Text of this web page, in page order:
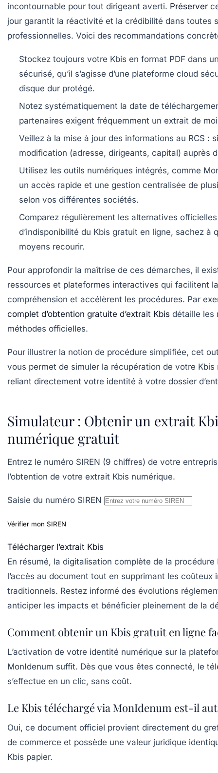
incontournable pour tout dirigeant averti. Préserver
jour garantit la réactivité et la crédibilité dans toutes
professionnelles. Voici des recommandations
Stockez toujours votre Kbis en format PDF dans
sécurisé, qu’il s’agisse d’une plateforme cloud
disque dur protégé.
Notez systématiquement la date de
partenaires exigent fréquemment un extrait de
Veillez à la mise à jour des informations au RCS :
modification (adresse, dirigeants, capital) auprès
Utilisez les outils numériques intégrés, comme
un accès rapide et une gestion centralisée de
selon vos différentes sociétés.
Comparez régulièrement les alternatives officielles
d’indisponibilité du Kbis gratuit en ligne, sachez à
moyens recourir.
Pour approfondir la maîtrise de ces démarches, il
ressources et plateformes interactives qui facilitent la
compréhension et accélèrent les procédures. Par
complet d’obtention gratuite d’extrait Kbis détaille les
méthodes officielles.
Pour illustrer la notion de procédure simplifiée, cet
vous permet de simuler la récupération de votre Kbis
reliant directement votre identité à votre dossier
Simulateur : Obtenir un extrait
numérique gratuit
Entrez le numéro SIREN (9 chiffres) de votre
l’obtention de votre extrait Kbis numérique.
Saisie du numéro SIREN
Vérifier mon SIREN
Télécharger l’extrait Kbis
En résumé, la digitalisation complète de la procédure
l’accès au document tout en supprimant les coûteux
traditionnels. Restez informé des évolutions
anticiper les impacts et bénéficier pleinement de la
Comment obtenir un Kbis gratuit en ligne
L’activation de votre identité numérique sur la
MonIdenum suffit. Dès que vous êtes connecté, le
s’effectue en un clic, sans coût.
Le Kbis téléchargé via MonIdenum est-il
Oui, ce document officiel provient directement du
de commerce et possède une valeur juridique
Kbis papier.